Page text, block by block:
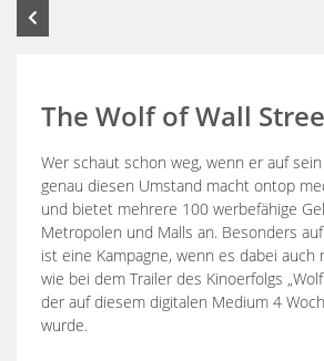
The Wolf of Wall
Wer schaut schon weg, wenn er auf
genau diesen Umstand macht ontop
und bietet mehrere 100 werbefähige
Metropolen und Malls an. Besonders
ist eine Kampagne, wenn es dabei auch
wie bei dem Trailer des Kinoerfolgs
der auf diesem digitalen Medium 4
wurde.